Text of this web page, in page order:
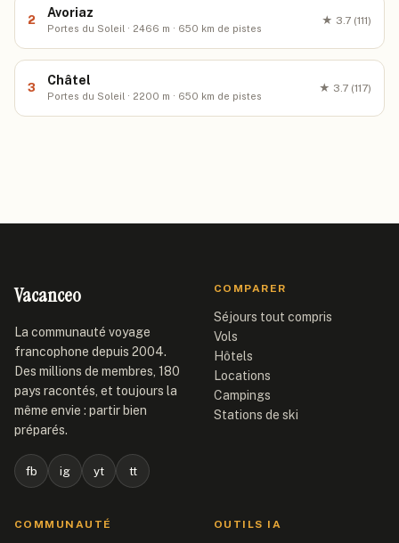
2
Avoriaz
Portes du Soleil · 2466 m · 650 km de pistes
★ 3.7 (111)
3
Châtel
Portes du Soleil · 2200 m · 650 km de pistes
★ 3.7 (117)
Vacanceo
La communauté voyage
francophone depuis 2004.
Des millions de membres, 180
pays racontés, et toujours la
même envie : partir bien
préparés.
fb ig yt tt
COMPARER
Séjours tout compris
Vols
Hôtels
Locations
Campings
Stations de ski
COMMUNAUTÉ OUTILS IA